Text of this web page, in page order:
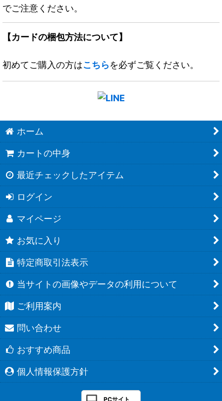
でご注意ください。
【カードの梱包方法について】
初めてご購入の方はこちらを必ずご覧ください。
ホーム
カートの中身
最近チェックしたアイテム
ログイン
マイページ
お気に入り
特定商取引法表示
当サイトの画像やデータの利用について
ご利用案内
問い合わせ
おすすめ商品
個人情報保護方針
PCサイト